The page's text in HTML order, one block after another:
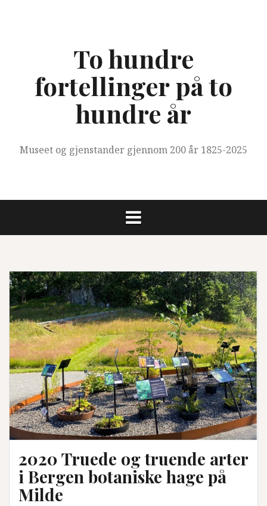
To hundre
fortellinger på to
hundre år
Museet og gjenstander gjennom 200 år 1825-2025
2020 Truede og truende arter
i Bergen botaniske hage på
Milde